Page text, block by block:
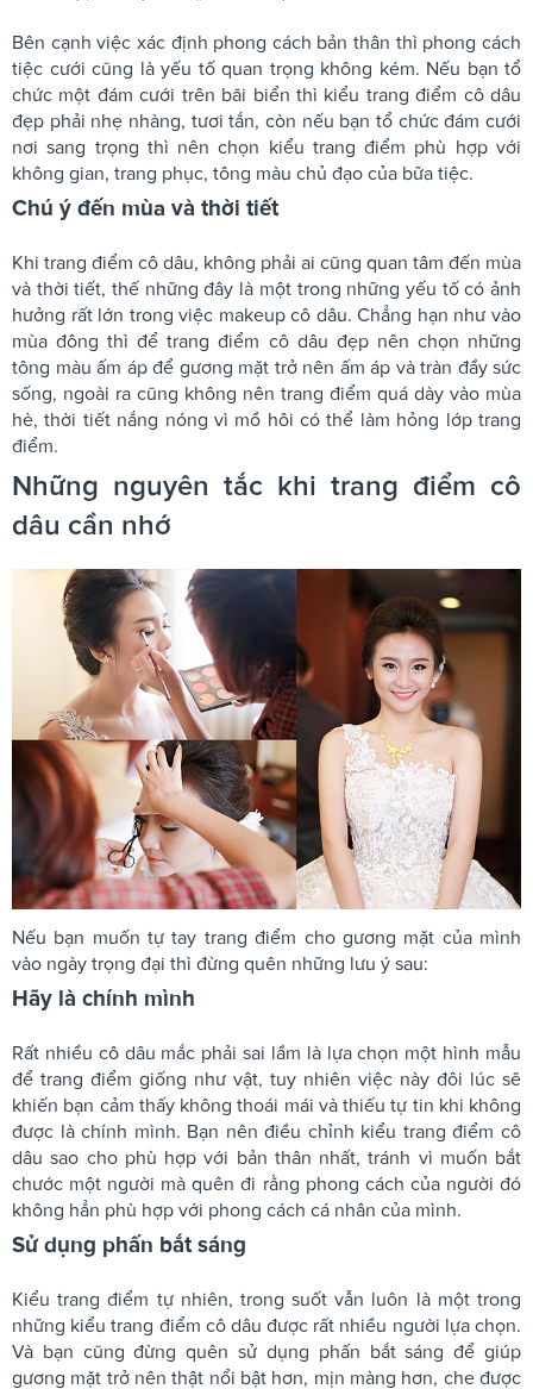
Bên cạnh việc xác định phong cách bản thân thì phong cách
tiệc cưới cũng là yếu tố quan trọng không kém. Nếu bạn tổ
chức một đám cưới trên bãi biển thì kiểu trang điểm cô dâu
đẹp phải nhẹ nhàng, tươi tắn, còn nếu bạn tổ chức đám cưới
nơi sang trọng thì nên chọn kiểu trang điểm phù hợp với
không gian, trang phục, tông màu chủ đạo của bữa tiệc.
Chú ý đến mùa và thời tiết
Khi trang điểm cô dâu, không phải ai cũng quan tâm đến mùa
và thời tiết, thế những đây là một trong những yếu tố có ảnh
hưởng rất lớn trong việc makeup cô dâu. Chẳng hạn như vào
mùa đông thì để trang điểm cô dâu đẹp nên chọn những
tông màu ấm áp để gương mặt trở nên ấm áp và tràn đầy sức
sống, ngoài ra cũng không nên trang điểm quá dày vào mùa
hè, thời tiết nắng nóng vì mồ hôi có thể làm hỏng lớp trang
điểm.
Những nguyên tắc khi trang điểm cô
dâu cần nhớ
Nếu bạn muốn tự tay trang điểm cho gương mặt của mình
vào ngày trọng đại thì đừng quên những lưu ý sau:
Hãy là chính mình
Rất nhiều cô dâu mắc phải sai lầm là lựa chọn một hình mẫu
để trang điểm giống như vật, tuy nhiên việc này đôi lúc sẽ
khiến bạn cảm thấy không thoái mái và thiếu tự tin khi không
được là chính mình. Bạn nên điều chỉnh kiểu trang điểm cô
dâu sao cho phù hợp với bản thân nhất, tránh vì muốn bắt
chước một người mà quên đi rằng phong cách của người đó
không hẳn phù hợp với phong cách cá nhân của mình.
Sử dụng phấn bắt sáng
Kiểu trang điểm tự nhiên, trong suốt vẫn luôn là một trong
những kiểu trang điểm cô dâu được rất nhiều người lựa chọn.
Và bạn cũng đừng quên sử dụng phấn bắt sáng để giúp
gương mặt trở nên thật nổi bật hơn, mịn màng hơn, che được